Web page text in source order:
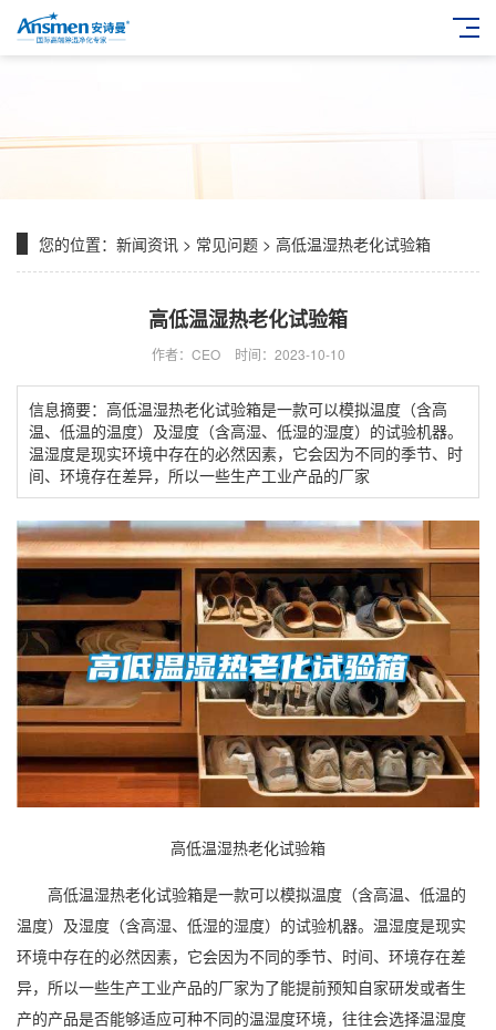
您的位置： 新闻资讯 > 常见问题 > 高低温湿热老化试验箱
高低温湿热老化试验箱
作者：CEO 时间：2023-10-10
信息摘要：高低温湿热老化试验箱是一款可以模拟温度（含高
温、低温的温度）及湿度（含高湿、低湿的湿度）的试验机器。
温湿度是现实环境中存在的必然因素，它会因为不同的季节、时
间、环境存在差异，所以一些生产工业产品的厂家
高低温湿热老化试验箱
高低温湿热老化试验箱是一款可以模拟温度（含高温、低温的
温度）及湿度 （含高湿、低湿的湿度）的试验机器。温湿度是现实
环境中存在的必然因素，它会因为不同的季节、时间、环境存在差
异，所以一些生产工业产品的厂家为了能提前预知自家研发或者生
产的产品是否能够适应可种不同的温湿度环境，往往会选择温湿度